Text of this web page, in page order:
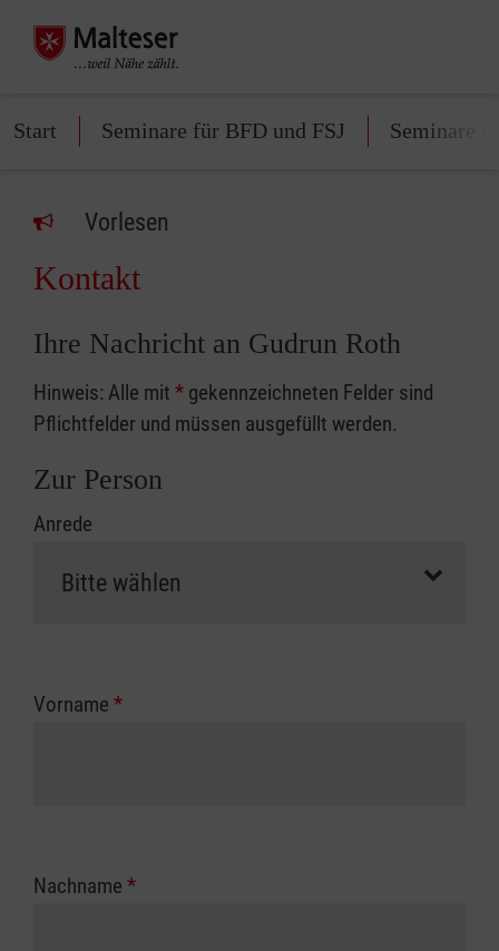
Start Seminare für BFD und FSJ Seminare
Vorlesen
Kontakt
Ihre Nachricht an Gudrun Roth
Hinweis: Alle mit * gekennzeichneten Felder sind
Pflichtfelder und müssen ausgefüllt werden.
Zur Person
Anrede
Vorname *
Nachname *